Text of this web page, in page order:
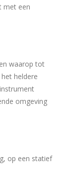
met een
waarop tot
heldere
omgeving
op een statief